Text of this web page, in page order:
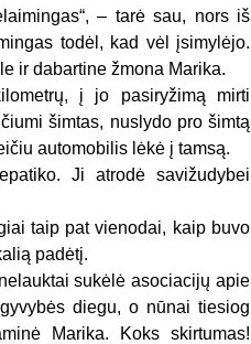
– tarė sau, nors iš
todėl, kad vėl įsimylėjo.
ir dabartine žmona Marika.
į jo pasiryžimą mirti
šimtas, nuslydo pro šimtą
automobilis lėkė į tamsą.
Ji atrodė savižudybei
taip pat vienodai, kaip buvo
padėtį.
sukėlė asociacijų apie
diegu, o nūnai tiesiog
Marika. Koks skirtumas!